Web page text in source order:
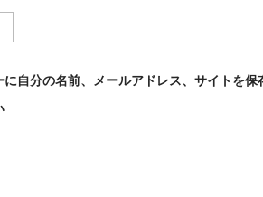
自分の名前、メールアドレス、サイトを保